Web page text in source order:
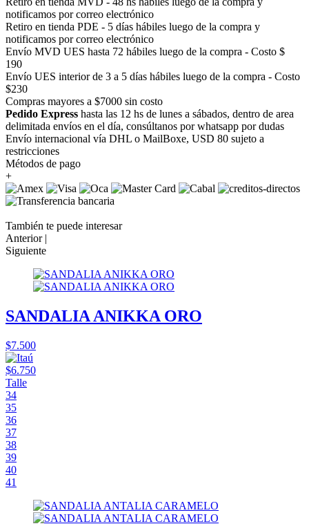
notificamos por correo electrónico
Retiro en tienda PDE - 5 días hábiles luego de la compra y
notificamos por correo electrónico
Envío MVD UES hasta 72 hábiles luego de la compra - Costo $
190
Envío UES interior de 3 a 5 días hábiles luego de la compra - Costo
$230
Compras mayores a $7000 sin costo
Pedido Express hasta las 12 hs de lunes a sábados, dentro de area
delimitada envíos en el día, consúltanos por whatsapp por dudas
Envío internacional vía DHL o MailBoxe, USD 80 sujeto a
restricciones
Métodos de pago
+
También te puede interesar
Anterior |
Siguiente
SANDALIA ANIKKA ORO
$7.500
$6.750
Talle
34
35
36
37
38
39
40
41